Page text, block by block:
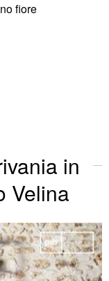
fiore
in
Velina